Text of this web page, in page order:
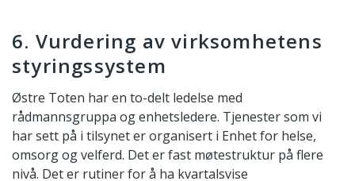
6. Vurdering av virksomhetens
styringssystem
Østre Toten har en to-delt ledelse med
rådmannsgruppa og enhetsledere. Tjenester som vi
har sett på i tilsynet er organisert i Enhet for helse,
omsorg og velferd. Det er fast møtestruktur på flere
nivå. Det er rutiner for å ha kvartalsvise